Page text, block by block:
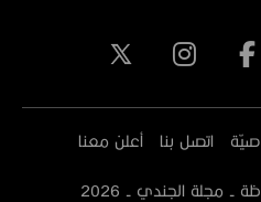
اتصل بنا أعلن معنا
- مجلة الجندي - 2026